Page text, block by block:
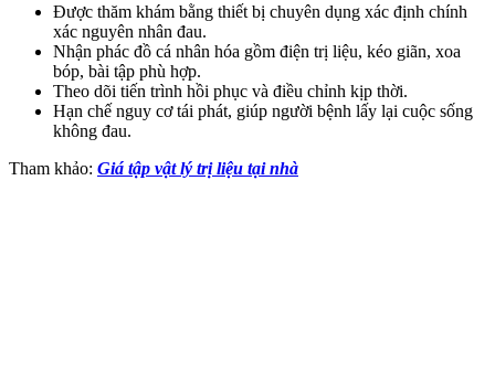
Được thăm khám bằng thiết bị chuyên dụng xác định chính
xác nguyên nhân đau.
Nhận phác đồ cá nhân hóa gồm điện trị liệu, kéo giãn, xoa
bóp, bài tập phù hợp.
Theo dõi tiến trình hồi phục và điều chỉnh kịp thời.
Hạn chế nguy cơ tái phát, giúp người bệnh lấy lại cuộc sống
không đau.
Tham khảo: Giá tập vật lý trị liệu tại nhà